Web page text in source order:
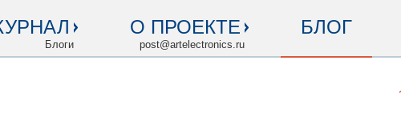
Блоги
О ПРОЕКТЕ
post@artelectronics.ru
БЛОГ